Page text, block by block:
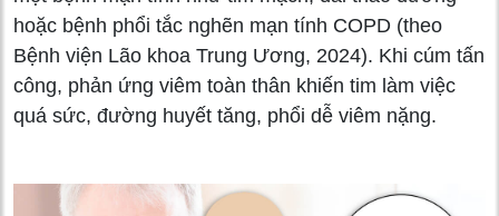
hoặc bệnh phổi tắc nghẽn mạn tính COPD (theo
Bệnh viện Lão khoa Trung Ương, 2024). Khi cúm tấn
công, phản ứng viêm toàn thân khiến tim làm việc
quá sức, đường huyết tăng, phổi dễ viêm nặng.